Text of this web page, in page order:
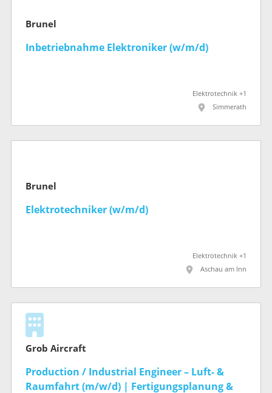
Brunel
Inbetriebnahme Elektroniker (w/m/d)
Elektrotechnik +1
Simmerath
Brunel
Elektrotechniker (w/m/d)
Elektrotechnik +1
Aschau am Inn
Grob Aircraft
Production / Industrial Engineer – Luft- &
Raumfahrt (m/w/d) | Fertigungsplanung &